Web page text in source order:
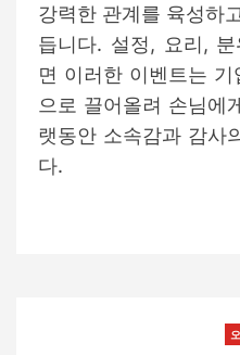
강력한 관계를 육성하
듭니다. 설정, 요리,
면 이러한 이벤트는
으로 끌어올려 손님에
랫동안 소속감과 감사
다.